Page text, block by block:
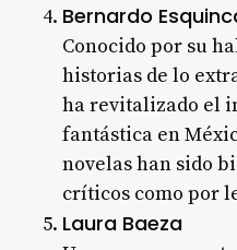
Bernardo
Conocido por su
historias de lo
ha revitalizado el
fantástica en
novelas han sido
críticos como por
Laura Baeza